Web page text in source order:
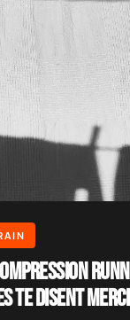
Te Disent